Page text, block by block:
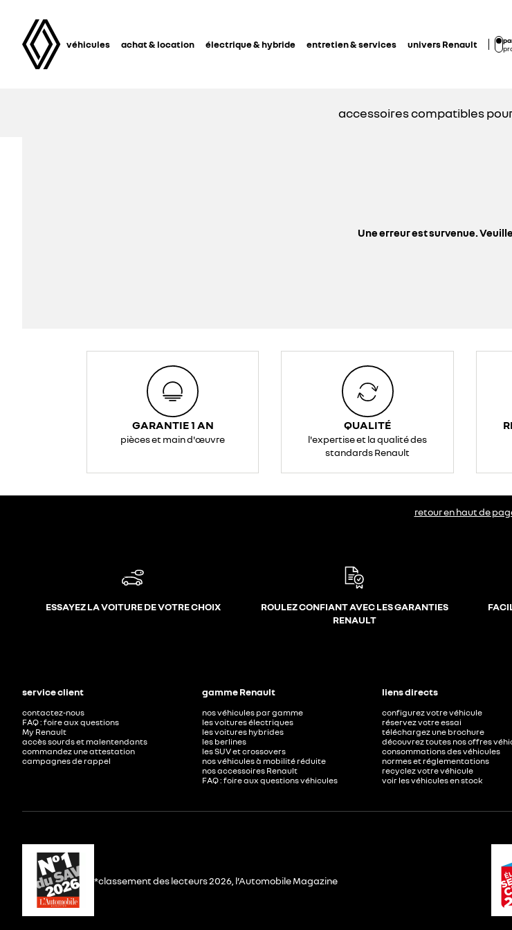
véhicules achat & location électrique & hybride entretien & services univers Renault
accessoires compatibles
Une erreur est survenue.
GARANTIE 1 AN
pièces et main d'œuvre
QUALITÉ
l'expertise et la qualité des
standards Renault
retour en haut de
ESSAYEZ LA VOITURE DE VOTRE CHOIX
ROULEZ CONFIANT AVEC LES GARANTIES
RENAULT
service client
contactez-nous
FAQ : foire aux questions
My Renault
accès sourds et malentendants
commandez une attestation
campagnes de rappel
gamme Renault
nos véhicules par gamme
les voitures électriques
les voitures hybrides
les berlines
les SUV et crossovers
nos véhicules à mobilité réduite
nos accessoires Renault​
FAQ : foire aux questions véhicules
liens directs
configurez votre véhicule
réservez votre essai
téléchargez une brochure
découvrez toutes nos offres
consommations des véhicules
normes et réglementations
recyclez votre véhicule
voir les véhicules en stock
*classement des lecteurs 2026, l’Automobile Magazine